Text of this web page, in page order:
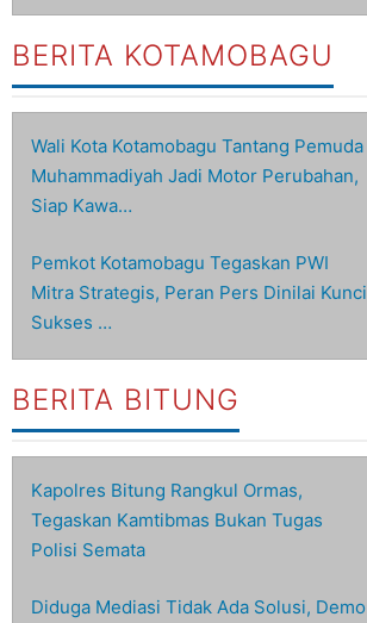
BERITA KOTAMOBAGU
Wali Kota Kotamobagu Tantang Pemuda
Muhammadiyah Jadi Motor Perubahan,
Siap Kawa…
Pemkot Kotamobagu Tegaskan PWI
Mitra Strategis, Peran Pers Dinilai Kunci
Sukses …
BERITA BITUNG
Kapolres Bitung Rangkul Ormas,
Tegaskan Kamtibmas Bukan Tugas
Polisi Semata
Diduga Mediasi Tidak Ada Solusi, Demo